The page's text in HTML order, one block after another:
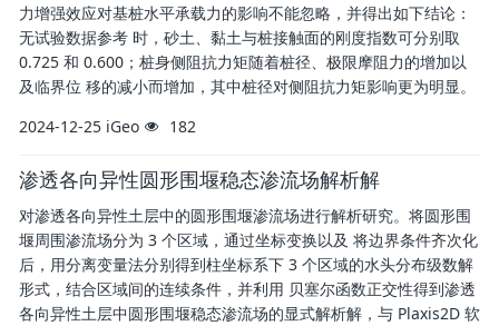
力增强效应对基桩水平承载力的影响不能忽略，并得出如下结论：
无试验数据参考 时，砂土、黏土与桩接触面的刚度指数可分别取
0.725 和 0.600；桩身侧阻抗力矩随着桩径、极限摩阻力的增加以
及临界位 移的减小而增加，其中桩径对侧阻抗力矩影响更为明显。
2024-12-25 iGeo 182
渗透各向异性圆形围堰稳态渗流场解析解
对渗透各向异性土层中的圆形围堰渗流场进行解析研究。将圆形围
堰周围渗流场分为 3 个区域，通过坐标变换以及 将边界条件齐次化
后，用分离变量法分别得到柱坐标系下 3 个区域的水头分布级数解
形式，结合区域间的连续条件，并利用 贝塞尔函数正交性得到渗透
各向异性土层中圆形围堰稳态渗流场的显式解析解，与 Plaxis2D 软